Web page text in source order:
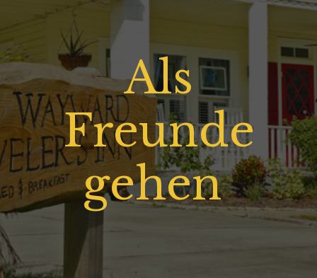
Als
Freunde
gehen